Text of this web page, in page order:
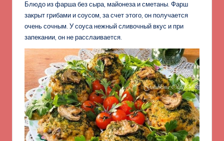
Блюдо из фарша без сыра, майонеза и сметаны. Фарш
закрыт грибами и соусом, за счет этого, он получается
очень сочным. У соуса нежный сливочный вкус и при
запекании, он не расслаивается.